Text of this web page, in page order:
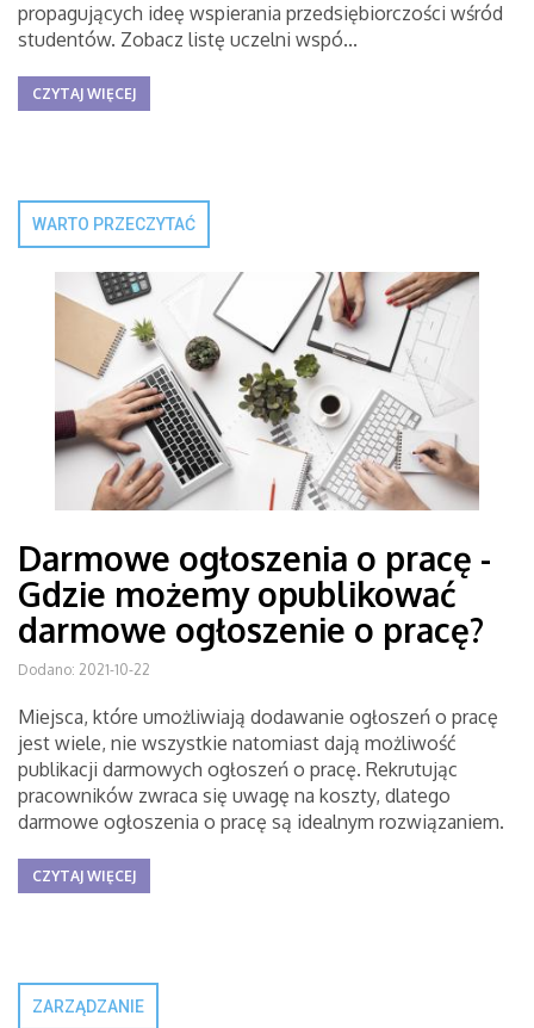
propagujących ideę wspierania przedsiębiorczości wśród
studentów. Zobacz listę uczelni wspó...
CZYTAJ WIĘCEJ
WARTO PRZECZYTAĆ
Darmowe ogłoszenia o pracę -
Gdzie możemy opublikować
darmowe ogłoszenie o pracę?
Dodano: 2021-10-22
Miejsca, które umożliwiają dodawanie ogłoszeń o pracę
jest wiele, nie wszystkie natomiast dają możliwość
publikacji darmowych ogłoszeń o pracę. Rekrutując
pracowników zwraca się uwagę na koszty, dlatego
darmowe ogłoszenia o pracę są idealnym rozwiązaniem.
CZYTAJ WIĘCEJ
ZARZĄDZANIE